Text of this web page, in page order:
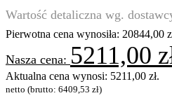
Pierwotna cena wynosiła: 20844,00
5211,00
Aktualna cena wynosi: 5211,00 zł.
netto (brutto: 6409,53 zł)